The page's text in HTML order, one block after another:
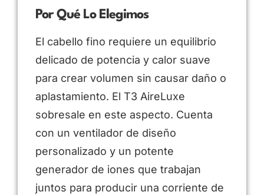
Por Qué Lo Elegimos
El cabello fino requiere un equilibrio
delicado de potencia y calor suave
para crear volumen sin causar daño o
aplastamiento. El T3 AireLuxe
sobresale en este aspecto. Cuenta
con un ventilador de diseño
personalizado y un potente
generador de iones que trabajan
juntos para producir una corriente de